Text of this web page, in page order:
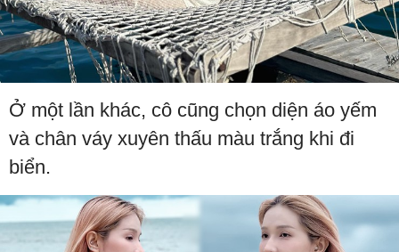
Ở một lần khác, cô cũng chọn diện áo yếm
và chân váy xuyên thấu màu trắng khi đi
biển.